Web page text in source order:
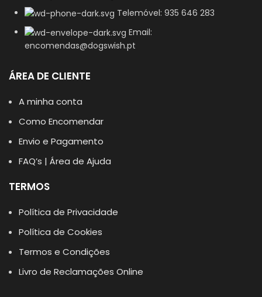
Telemóvel: 935 646 283
Email:
encomendas@dogswish.pt
ÁREA DE CLIENTE
A minha conta
Como Encomendar
Envio e Pagamento
FAQ’s | Área de Ajuda
TERMOS
Política de Privacidade
Política de Cookies
Termos e Condições
Livro de Reclamações Online